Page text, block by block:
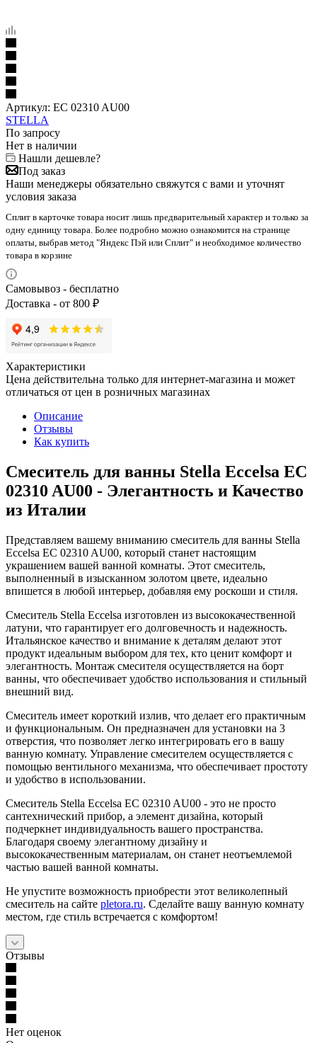
Артикул: EC 02310 AU00
STELLA
По запросу
Нет в наличии
Нашли дешевле?
Под заказ
Наши менеджеры обязательно свяжутся с вами и уточнят
условия заказа
Сплит в карточке товара носит лишь предварительный характер и только за
одну единицу товара. Более подробно можно ознакомится на странице
оплаты, выбрав метод "Яндекс Пэй или Сплит" и необходимое количество
товара в корзине
Самовывоз - бесплатно
Доставка - от 800 ₽
Характеристики
Цена действительна только для интернет-магазина и может
отличаться от цен в розничных магазинах
Описание
Отзывы
Как купить
Смеситель для ванны Stella Eccelsa EC
02310 AU00 - Элегантность и Качество
из Италии
Представляем вашему вниманию смеситель для ванны Stella
Eccelsa EC 02310 AU00, который станет настоящим
украшением вашей ванной комнаты. Этот смеситель,
выполненный в изысканном золотом цвете, идеально
впишется в любой интерьер, добавляя ему роскоши и стиля.
Смеситель Stella Eccelsa изготовлен из высококачественной
латуни, что гарантирует его долговечность и надежность.
Итальянское качество и внимание к деталям делают этот
продукт идеальным выбором для тех, кто ценит комфорт и
элегантность. Монтаж смесителя осуществляется на борт
ванны, что обеспечивает удобство использования и стильный
внешний вид.
Смеситель имеет короткий излив, что делает его практичным
и функциональным. Он предназначен для установки на 3
отверстия, что позволяет легко интегрировать его в вашу
ванную комнату. Управление смесителем осуществляется с
помощью вентильного механизма, что обеспечивает простоту
и удобство в использовании.
Смеситель Stella Eccelsa EC 02310 AU00 - это не просто
сантехнический прибор, а элемент дизайна, который
подчеркнет индивидуальность вашего пространства.
Благодаря своему элегантному дизайну и
высококачественным материалам, он станет неотъемлемой
частью вашей ванной комнаты.
Не упустите возможность приобрести этот великолепный
смеситель на сайте pletora.ru. Сделайте вашу ванную комнату
местом, где стиль встречается с комфортом!
Отзывы
Нет оценок